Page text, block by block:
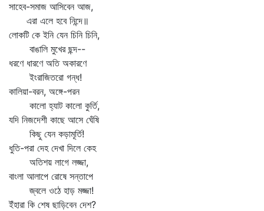
সাহেব-সমাজ আসিবেন আজ,
এরা এলে হবে নিন্দে॥
লোকটি কে ইনি যেন চিনি চিনি,
বাঙালি মুখের ছন্দ--
ধরণে ধারণে অতি অকারণে
ইংরাজিতরো গন্ধ!
কালিয়া-বরন, অঙ্গে-পরন
কালো হ্যাট কালো কুর্তি,
যদি নিজদেশী কাছে আসে ঘেঁষি
কিছু যেন কড়ামূর্তি!
ধুতি-পরা দেহ দেখা দিলে কেহ
অতিশয় লাগে লজ্জা,
বাংলা আলাপে রোষে সন্তাপে
জ্বলে ওঠে হাড় মজ্জা!
ইঁহারা কি শেষ ছাড়িবেন দেশ?